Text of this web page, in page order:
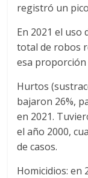
registró un pico
En 2021 el uso
total de robos
esa proporción
Hurtos
bajaron 26%,
en 2021.
el año 2000,
de casos.
Homicidios: en